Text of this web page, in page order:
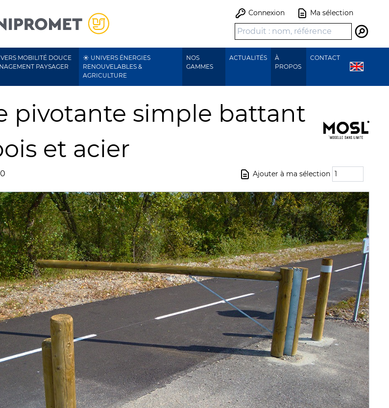
Connexion Ma sélection
MOBILITÉ DOUCE
PAYSAGER
☀️ UNIVERS ÉNERGIES
RENOUVELABLES &
AGRICULTURE
NOS
GAMMES
ACTUALITÉS
À
PROPOS
CONTACT
pivotante simple battant
et acier
Ajouter à ma sélection